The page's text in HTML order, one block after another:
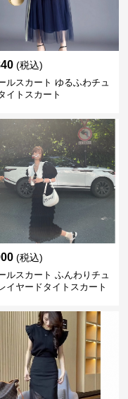
(税込)
ルスカート ゆるふわチュ
イトスカート
(税込)
ルスカート ふんわりチュ
イヤードタイトスカート